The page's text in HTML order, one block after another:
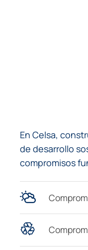
En Celsa,
de desarrollo
compromisos